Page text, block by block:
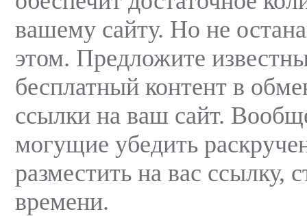
вашему сайту. Но не
этом. Предложите
бесплатный контент в
ссылки на ваш сайт.
могущие убедить
разместить на вас ссылку,
времени.